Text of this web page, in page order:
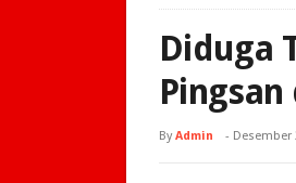
Diduga
ByAdmin - Desember